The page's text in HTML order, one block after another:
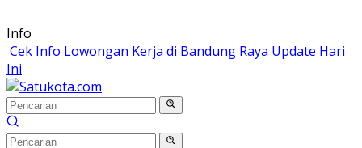
Langsung
ke
konten
Info
Cek Info Lowongan Kerja di Bandung Raya Update Hari
Ini